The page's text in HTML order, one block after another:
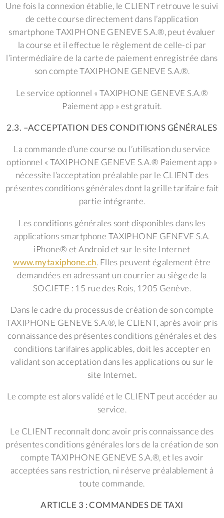
Une fois la connexion établie, le CLIENT retrouve le suivi
de cette course directement dans l’application
smartphone TAXIPHONE GENEVE S.A.®, peut évaluer
la course et il effectue le règlement de celle-ci par
l’intermédiaire de la carte de paiement enregistrée dans
son compte TAXIPHONE GENEVE S.A.®.
Le service optionnel « TAXIPHONE GENEVE S.A.®
Paiement app » est gratuit.
2.3. –ACCEPTATION DES CONDITIONS GÉNÉRALES
La commande d’une course ou l’utilisation du service
optionnel « TAXIPHONE GENEVE S.A.® Paiement app »
nécessite l’acceptation préalable par le CLIENT des
présentes conditions générales dont la grille tarifaire fait
partie intégrante.
Les conditions générales sont disponibles dans les
applications smartphone TAXIPHONE GENEVE S.A.
iPhone® et Android et sur le site Internet
www.mytaxiphone.ch. Elles peuvent également être
demandées en adressant un courrier au siège de la
SOCIETE : 15 rue des Rois, 1205 Genève.
Dans le cadre du processus de création de son compte
TAXIPHONE GENEVE S.A.®, le CLIENT, après avoir pris
connaissance des présentes conditions générales et des
conditions tarifaires applicables, doit les accepter en
validant son acceptation dans les applications ou sur le
site Internet.
Le compte est alors validé et le CLIENT peut accéder au
service.
Le CLIENT reconnaît donc avoir pris connaissance des
présentes conditions générales lors de la création de son
compte TAXIPHONE GENEVE S.A.®, et les avoir
acceptées sans restriction, ni réserve préalablement à
toute commande.
ARTICLE 3 : COMMANDES DE TAXI